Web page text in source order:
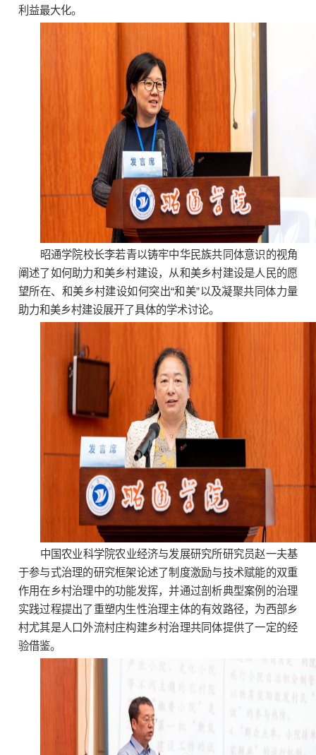
利益最大化。
昭通学院校长李若青以铸牢中华民族共同体意识的视角
阐述了如何助力和美乡村建设，从和美乡村建设是人民的愿
望所在、和美乡村建设如何突出“和美”以及凝聚共同体力量
助力和美乡村建设展开了具体的学术讨论。
中国农业科学院农业经济与发展研究所研究员赵一夫基
于参与式治理的研究框架论述了制度激励与技术赋能的双重
作用在乡村治理中的功能发挥，并通过剖析典型案例的治理
实践过程提出了重塑内生性治理主体的有效路径，为西部乡
村尤其是人口外流村庄构建乡村治理共同体提供了一定的经
验借鉴。